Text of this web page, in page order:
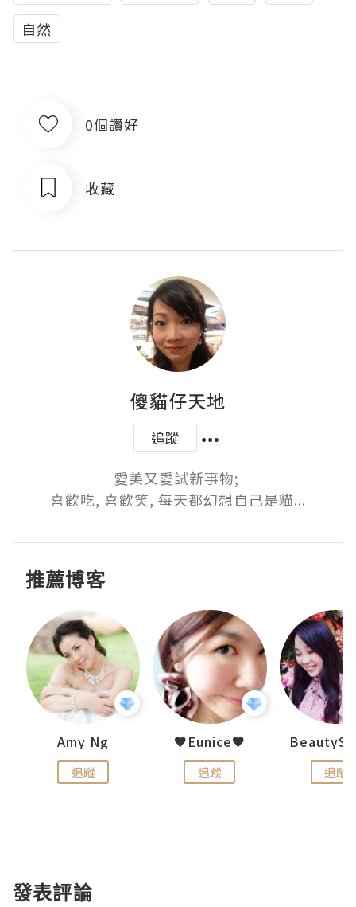
自然
0個讚好
收藏
傻貓仔天地
追蹤
愛美又愛試新事物;
喜歡吃, 喜歡笑, 每天都幻想自己是貓...
推薦博客
Amy Ng
追蹤
♥Eunice♥
追蹤 追蹤
發表評論